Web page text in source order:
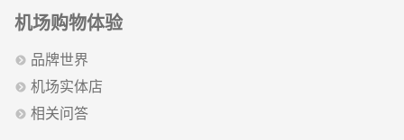
机场购物体验
品牌世界
机场实体店
相关问答